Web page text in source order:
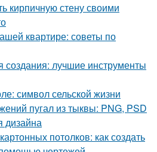
кирпичную стену своими
квартире: советы по
лучшие инструменты
символ сельской жизни
пугал из тыквы: PNG, PSD
дизайна
потолков: как создать